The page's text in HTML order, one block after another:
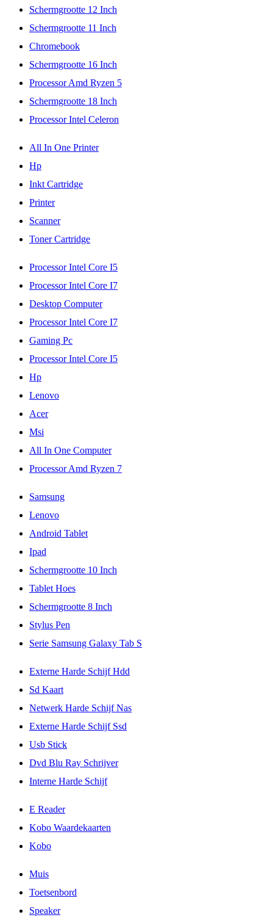
Schermgrootte 12 Inch
Schermgrootte 11 Inch
Chromebook
Schermgrootte 16 Inch
Processor Amd Ryzen 5
Schermgrootte 18 Inch
Processor Intel Celeron
All In One Printer
Hp
Inkt Cartridge
Printer
Scanner
Toner Cartridge
Processor Intel Core I5
Processor Intel Core I7
Desktop Computer
Processor Intel Core I7
Gaming Pc
Processor Intel Core I5
Hp
Lenovo
Acer
Msi
All In One Computer
Processor Amd Ryzen 7
Samsung
Lenovo
Android Tablet
Ipad
Schermgrootte 10 Inch
Tablet Hoes
Schermgrootte 8 Inch
Stylus Pen
Serie Samsung Galaxy Tab S
Externe Harde Schijf Hdd
Sd Kaart
Netwerk Harde Schijf Nas
Externe Harde Schijf Ssd
Usb Stick
Dvd Blu Ray Schrijver
Interne Harde Schijf
E Reader
Kobo Waardekaarten
Kobo
Muis
Toetsenbord
Speaker